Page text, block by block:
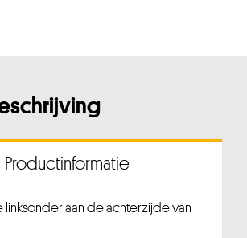
Productinformatie
linksonder aan de achterzijde van